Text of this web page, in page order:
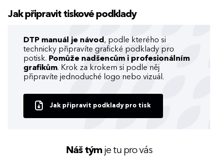
Jak připravit tiskové podklady
DTP manuál je návod , podle kterého si
technicky připravíte grafické podklady pro
potisk. Pomůže nadšencům i profesionálním
grafikům. Krok za krokem si podle něj
připravíte jednoduché logo nebo vizuál.
Jak připravit podklady pro tisk
Náš týmje tu pro vás